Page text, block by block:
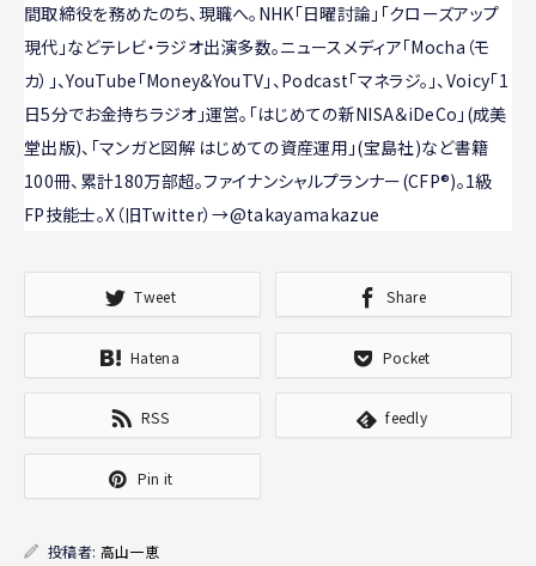
間取締役を務めたのち、現職へ。NHK「日曜討論」「クローズアップ
現代」などテレビ・ラジオ出演多数。ニュースメディア「Mocha（モ
カ）」、YouTube「Money&YouTV」、Podcast「マネラジ。」、Voicy「1
日5分でお金持ちラジオ」運営。「はじめての新NISA＆iDeCo」(成美
堂出版)、「マンガと図解 はじめての資産運用」(宝島社)など書籍
100冊、累計180万部超。ファイナンシャルプランナー(CFP®)。1級
FP技能士。X（旧Twitter）→@takayamakazue
Tweet Share
Hatena Pocket
RSS feedly
Pin it
投稿者: 高山一恵